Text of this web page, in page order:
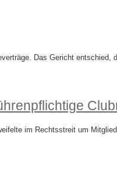
Das Gericht entschied,
im Rechtsstreit um